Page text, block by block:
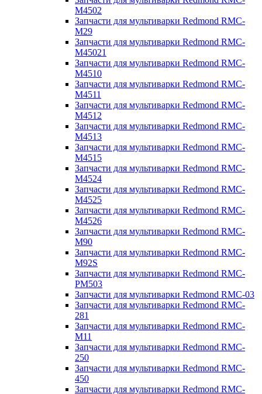
M4502
Запчасти для мультиварки Redmond RMC-
M29
Запчасти для мультиварки Redmond RMC-
M45021
Запчасти для мультиварки Redmond RMC-
M4510
Запчасти для мультиварки Redmond RMC-
M4511
Запчасти для мультиварки Redmond RMC-
M4512
Запчасти для мультиварки Redmond RMC-
M4513
Запчасти для мультиварки Redmond RMC-
M4515
Запчасти для мультиварки Redmond RMC-
M4524
Запчасти для мультиварки Redmond RMC-
M4525
Запчасти для мультиварки Redmond RMC-
M4526
Запчасти для мультиварки Redmond RMC-
M90
Запчасти для мультиварки Redmond RMC-
M92S
Запчасти для мультиварки Redmond RMC-
PM503
Запчасти для мультиварки Redmond RMC-03
Запчасти для мультиварки Redmond RMC-
281
Запчасти для мультиварки Redmond RMC-
M11
Запчасти для мультиварки Redmond RMC-
250
Запчасти для мультиварки Redmond RMC-
450
Запчасти для мультиварки Redmond RMC-